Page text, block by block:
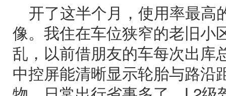
开了这半个月，使用率最高
像。我住在车位狭窄的老旧小
乱，以前借朋友的车每次出库
中控屏能清晰显示轮胎与路沿